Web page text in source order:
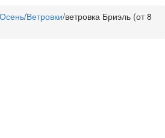
/Ветровки/ветровка Бриэль (от 8